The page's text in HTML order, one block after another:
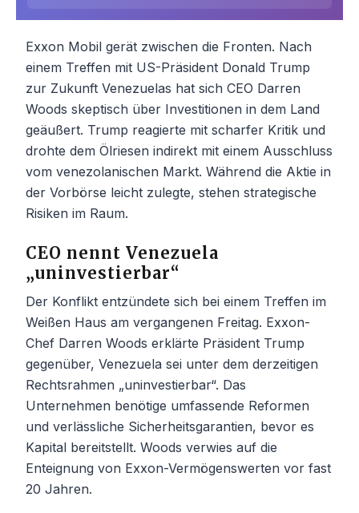
Exxon Mobil gerät zwischen die Fronten. Nach
einem Treffen mit US-Präsident Donald Trump
zur Zukunft Venezuelas hat sich CEO Darren
Woods skeptisch über Investitionen in dem Land
geäußert. Trump reagierte mit scharfer Kritik und
drohte dem Ölriesen indirekt mit einem Ausschluss
vom venezolanischen Markt. Während die Aktie in
der Vorbörse leicht zulegte, stehen strategische
Risiken im Raum.
CEO nennt Venezuela
„uninvestierbar“
Der Konflikt entzündete sich bei einem Treffen im
Weißen Haus am vergangenen Freitag. Exxon-
Chef Darren Woods erklärte Präsident Trump
gegenüber, Venezuela sei unter dem derzeitigen
Rechtsrahmen „uninvestierbar“. Das
Unternehmen benötige umfassende Reformen
und verlässliche Sicherheitsgarantien, bevor es
Kapital bereitstellt. Woods verwies auf die
Enteignung von Exxon-Vermögenswerten vor fast
20 Jahren.